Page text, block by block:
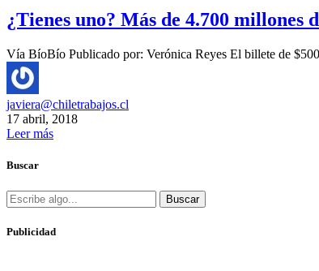
¿Tienes uno? Más de 4.700 millones
Vía BíoBío Publicado por: Verónica Reyes El billete de
javiera@chiletrabajos.cl
17 abril, 2018
Leer más
Buscar
Buscar
Publicidad